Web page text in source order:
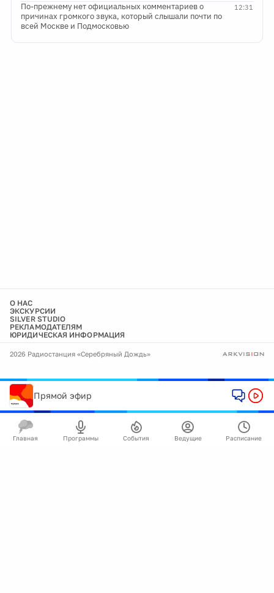
12:31
По-прежнему нет официальных комментариев о
причинах громкого звука, который слышали почти по
всей Москве и Подмосковью
О НАС
ЭКСКУРСИИ
SILVER STUDIO
РЕКЛАМОДАТЕЛЯМ
ЮРИДИЧЕСКАЯ ИНФОРМАЦИЯ
2026 Радиостанция «Серебряный Дождь»
Прямой эфир
Главная Программы События Ведущие Расписание